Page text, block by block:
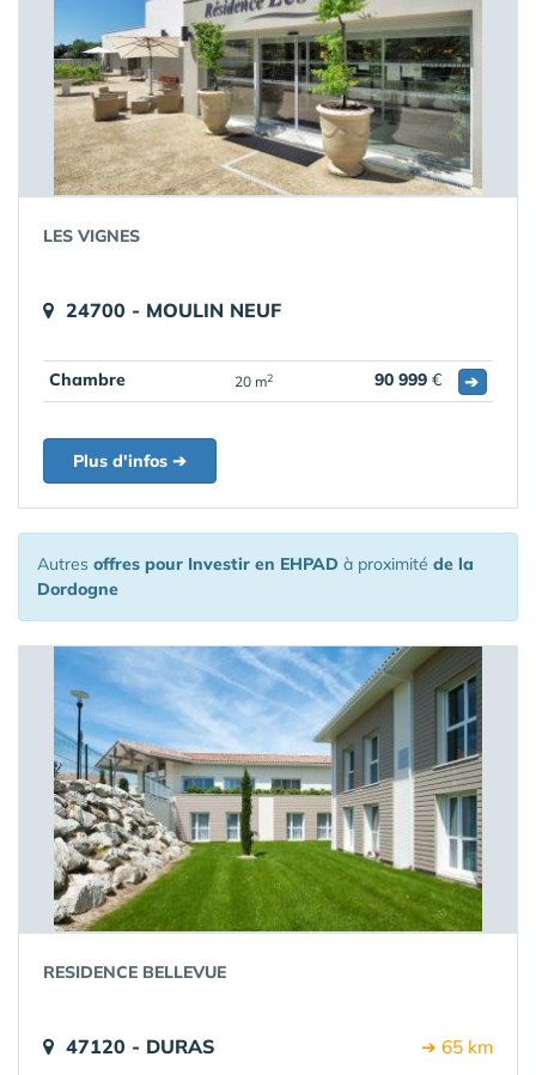
LES VIGNES
24700 - MOULIN NEUF
Chambre 20 m2 90 999 € ➔
Plus d'infos ➔
Autres offres pour Investir en EHPAD à proximité de la
Dordogne
RESIDENCE BELLEVUE
47120 - DURAS ➔ 65 km